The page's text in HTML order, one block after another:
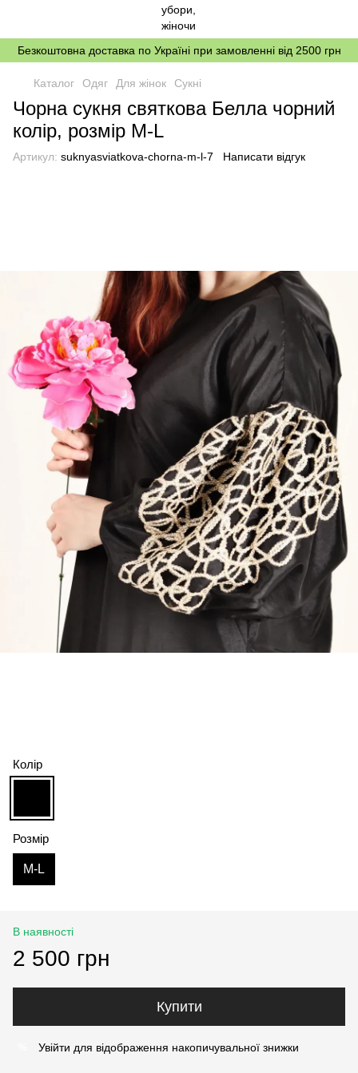
Безкоштовна доставка по Україні при замовленні від 2500 грн
Каталог Одяг Для жінок Сукні
Чорна сукня святкова Белла чорний
колір, розмір M-L
Артикул: suknyasviatkova-chorna-m-l-7 Написати відгук
Колір
Розмір
M-L
В наявності
2 500 грн
Купити
Увійти для відображення накопичувальної знижки